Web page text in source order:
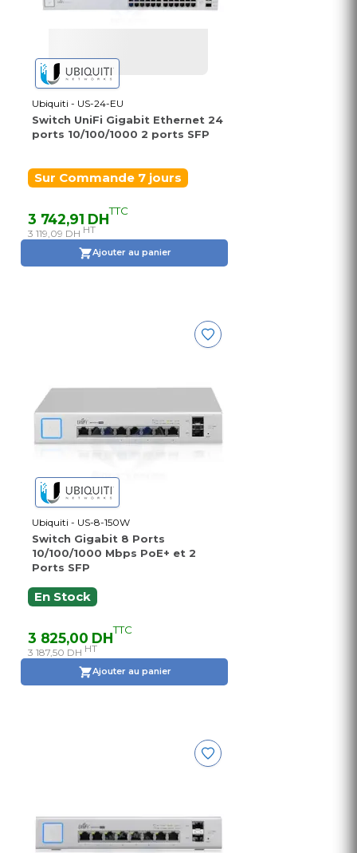
Ubiquiti - US-24-EU
Switch UniFi Gigabit Ethernet 24
ports 10/100/1000 2 ports SFP
Sur Commande 7 jours
3 742,91 DHTTC
3 119,09 DH HT
Ajouter au panier
Ubiquiti - US-8-150W
Switch Gigabit 8 Ports
10/100/1000 Mbps PoE+ et 2
Ports SFP
En Stock
3 825,00 DHTTC
3 187,50 DH HT
Ajouter au panier